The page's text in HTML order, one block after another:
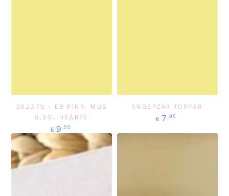
202279 - EB PINK: MUG
0,35L HEARTS
Regulärer
Preis
€ 9,95
SNOEPZAK TOPPER
Regulärer
€ 7 ,95